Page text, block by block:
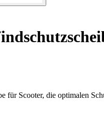
für Scooter, die optimalen